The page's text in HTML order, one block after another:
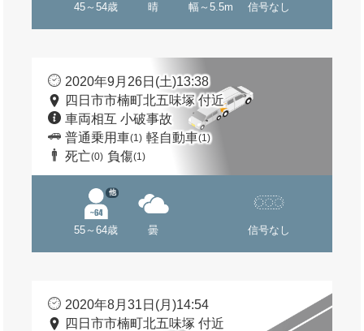
45～54歳 晴 幅～5.5m 信号なし
2020年9月26日(土)13:38
四日市市楠町北五味塚 付近
車両相互 小破事故
普通乗用車(1) 軽自動車(1)
死亡(0) 負傷(1)
55～64歳
他
曇 信号なし
2020年8月31日(月)14:54
四日市市楠町北五味塚 付近